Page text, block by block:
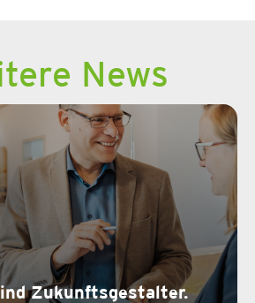
News
Zukunftsgestalter.